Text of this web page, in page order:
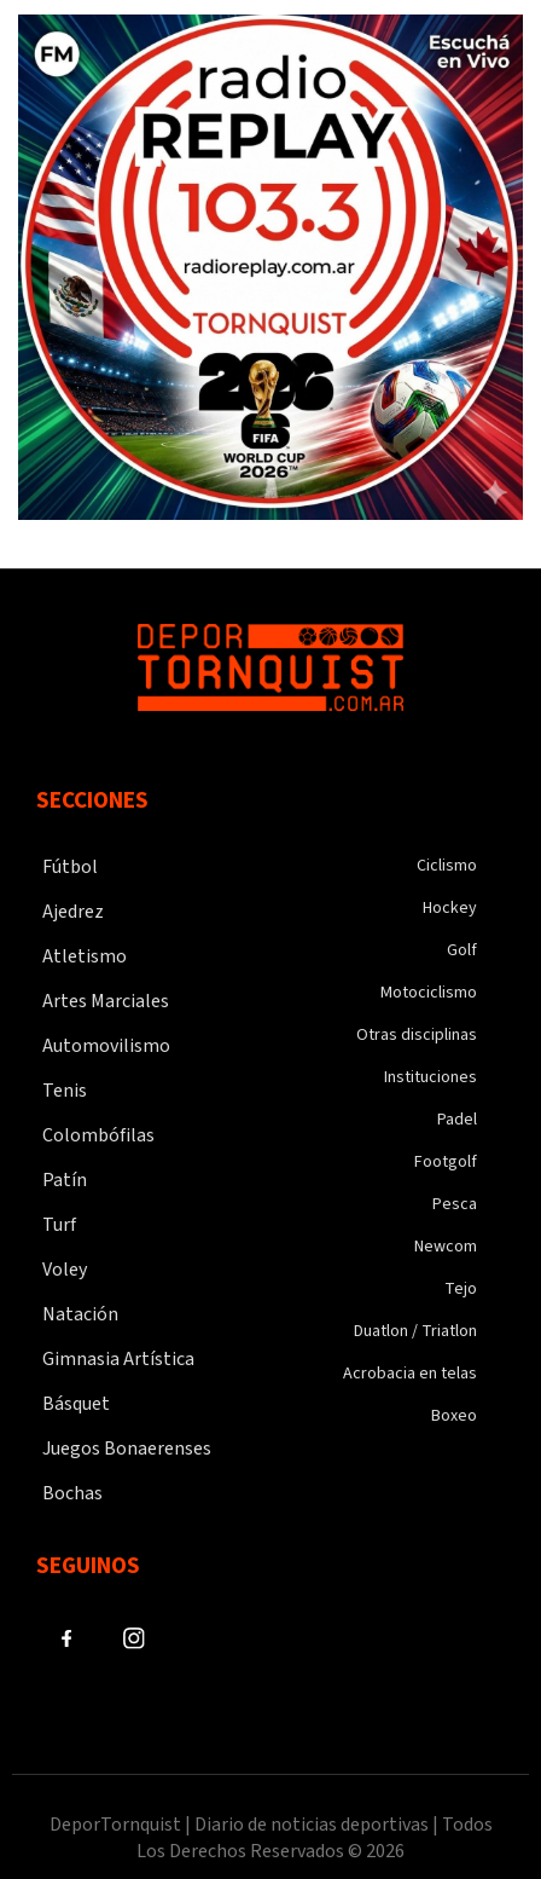
SECCIONES
Fútbol
Ajedrez
Atletismo
Artes Marciales
Automovilismo
Tenis
Colombófilas
Patín
Turf
Voley
Natación
Gimnasia Artística
Básquet
Juegos Bonaerenses
Bochas
Ciclismo
Hockey
Golf
Motociclismo
Otras disciplinas
Instituciones
Padel
Footgolf
Pesca
Newcom
Tejo
Duatlon / Triatlon
Acrobacia en telas
Boxeo
SEGUINOS
DeporTornquist | Diario de noticias deportivas | Todos
Los Derechos Reservados © 2026